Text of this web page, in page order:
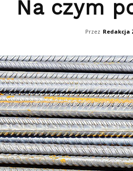
Na czym
Przez Redakcja